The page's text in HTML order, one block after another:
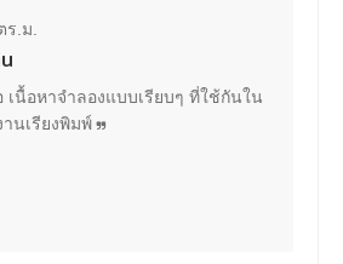
ร.ม.
เนื้อหาจำลองแบบเรียบๆ ที่ใช้กันใน
านเรียงพิมพ์